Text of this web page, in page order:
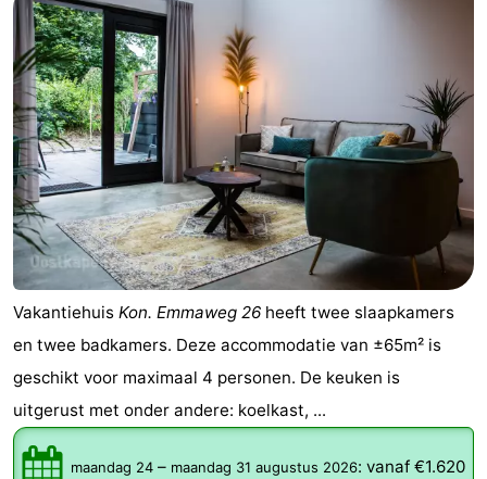
Duiveland
Renesse
-
Brouwershaven
-
Bruinisse
-
Zierikzee
-
Natuur
Oosterschelde
-
Burgh
Haamstede
-
Natuur
Kop
van
Walcheren
-
Veere
Vakantiehuis Kon. Emmaweg 26 heeft twee slaapkamers
en twee badkamers. Deze accommodatie van ±65m² is
geschikt voor maximaal 4 personen. De keuken is
uitgerust met onder andere: koelkast, ...
maandag 24 – maandag 31 augustus 2026: vanaf €1.620